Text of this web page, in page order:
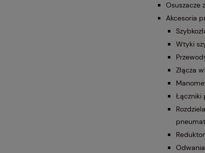
Osuszacze
Akcesoria
Wtyki
Złącza
Łączniki